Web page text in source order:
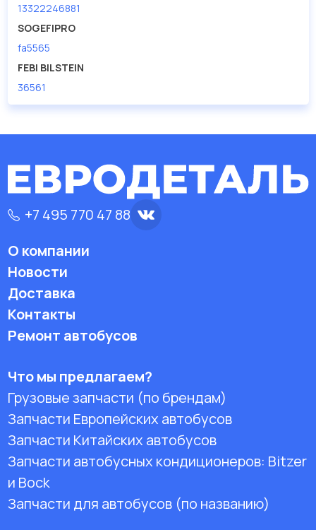
13322246881
SOGEFIPRO
fa5565
FEBI BILSTEIN
36561
+7 495 770 47 88
О компании
Новости
Доставка
Контакты
Ремонт автобусов
Что мы предлагаем?
Грузовые запчасти (по брендам)
Запчасти Европейских автобусов
Запчасти Китайских автобусов
Запчасти автобусных кондиционеров: Bitzer
и Bock
Запчасти для автобусов (по названию)